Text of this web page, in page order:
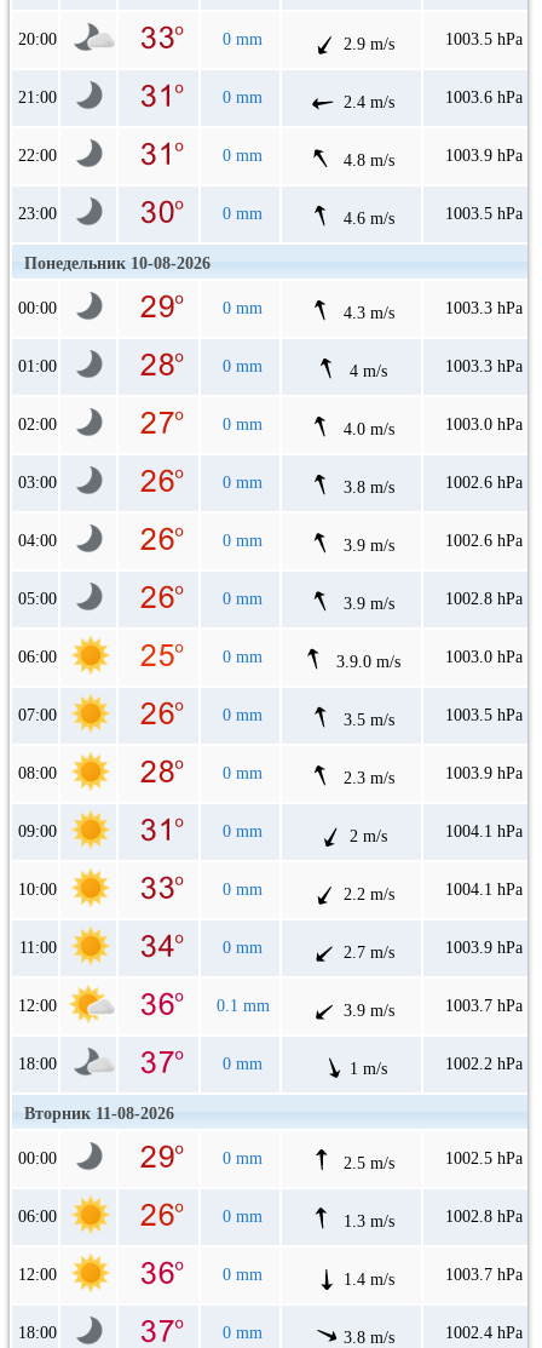
20:00 0 mm 2.9 m/s 1003.5 hPa
21:00 0 mm 2.4 m/s 1003.6 hPa
22:00 0 mm 4.8 m/s 1003.9 hPa
23:00 0 mm 4.6 m/s 1003.5 hPa
Понедельник 10-08-2026
00:00 0 mm 4.3 m/s 1003.3 hPa
01:00 0 mm 4 m/s 1003.3 hPa
02:00 0 mm 4.0 m/s 1003.0 hPa
03:00 0 mm 3.8 m/s 1002.6 hPa
04:00 0 mm 3.9 m/s 1002.6 hPa
05:00 0 mm 3.9 m/s 1002.8 hPa
06:00 0 mm 3.9.0 m/s 1003.0 hPa
07:00 0 mm 3.5 m/s 1003.5 hPa
08:00 0 mm 2.3 m/s 1003.9 hPa
09:00 0 mm 2 m/s 1004.1 hPa
10:00 0 mm 2.2 m/s 1004.1 hPa
11:00 0 mm 2.7 m/s 1003.9 hPa
12:00 0.1 mm 3.9 m/s 1003.7 hPa
18:00 0 mm 1 m/s 1002.2 hPa
Вторник 11-08-2026
00:00 0 mm 2.5 m/s 1002.5 hPa
06:00 0 mm 1.3 m/s 1002.8 hPa
12:00 0 mm 1.4 m/s 1003.7 hPa
18:00 0 mm 3.8 m/s 1002.4 hPa